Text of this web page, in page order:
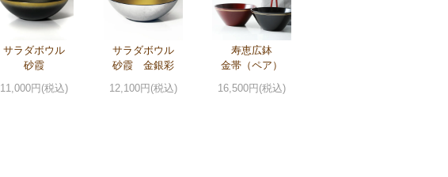
サラダボウル
砂霞
11,000円(税込)
サラダボウル
砂霞 金銀彩
12,100円(税込)
寿恵広鉢
金帯（ペア）
16,500円(税込)